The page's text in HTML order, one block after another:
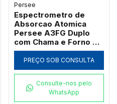
Persee
Espectrometro de
Absorcao Atomica
Persee A3FG Duplo
com Chama e Forno de
Grafite Transversal
PREÇO SOB CONSULTA
Consulte-nos pelo
WhatsApp